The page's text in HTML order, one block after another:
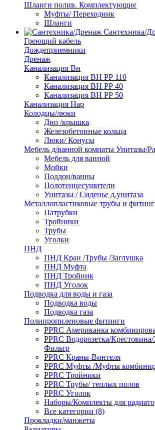
Шланги полив. Комплектующие
Муфты/ Переходник
Шланги
Сантехника/
Греющий кабель
Дождеприемники
Дренаж
Канализация Вн
Канализация ВН РР 110
Канализация ВН РР 40
Канализация ВН РР 50
Канализация Нар
Колодцы/люки
Дно /крышка
Железобетонные кольца
Люки/ Конусы
Мебель д/ванной комнаты Унитазы/
Мебель для ванной
Мойки
Поддон/ванны
Полотенцесушители
Унитазы / Сиденье д.унитаза
Металлопластиковые трубы и
Патрубки
Тройники
Трубы
Уголки
ПНД
ПНД Кран /Трубы /Заглушка
ПНД Муфта
ПНД Тройник
ПНД Уголок
Подводка для воды и газа
Подводка воды
Подводка газа
Полипропиленовые фитинги
PPRC Американка
PPRC Водорозетка/
Фильтр
PPRC Краны-Винтеля
PPRC Муфты /Муфты
PPRC Тройники
PPRC Трубы/ теплых полов
PPRC Уголок
Наборы/Комплекты для
Все категории (8)
Прокладки/манжеты